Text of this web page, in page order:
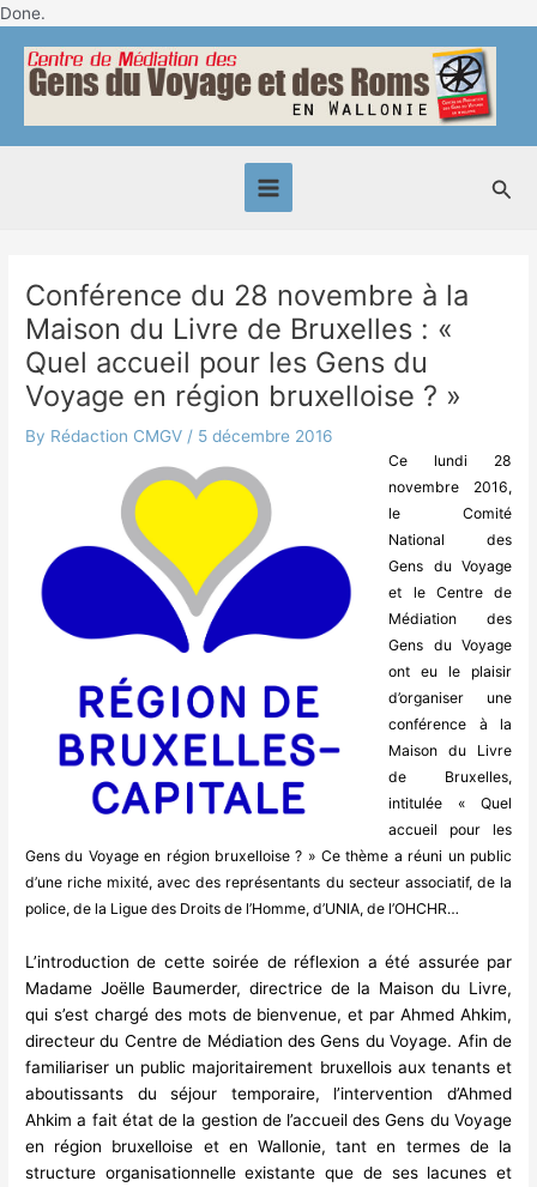
Done.
content
Main
Menu
Conférence du 28 novembre à la
Maison du Livre de Bruxelles : «
Quel accueil pour les Gens du
Voyage en région bruxelloise ? »
By Rédaction CMGV / 5 décembre 2016
Ce lundi 28
novembre 2016,
le Comité
National des
Gens du Voyage
et le Centre de
Médiation des
Gens du Voyage
ont eu le plaisir
d’organiser une
conférence à la
Maison du Livre
de Bruxelles,
intitulée « Quel
accueil pour les
Gens du Voyage en région bruxelloise ? » Ce thème a réuni un public
d’une riche mixité, avec des représentants du secteur associatif, de la
police, de la Ligue des Droits de l’Homme, d’UNIA, de l’OHCHR…
L’introduction de cette soirée de réflexion a été assurée par
Madame Joëlle Baumerder, directrice de la Maison du Livre,
qui s’est chargé des mots de bienvenue, et par Ahmed Ahkim,
directeur du Centre de Médiation des Gens du Voyage. Afin de
familiariser un public majoritairement bruxellois aux tenants et
aboutissants du séjour temporaire, l’intervention d’Ahmed
Ahkim a fait état de la gestion de l’accueil des Gens du Voyage
en région bruxelloise et en Wallonie, tant en termes de la
structure organisationnelle existante que de ses lacunes et
navigation